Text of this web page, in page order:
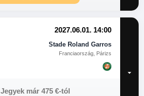
2027.06.01. 14:00
Stade Roland Garros
Franciaország, Párizs
Jegyek már 475 €-tól